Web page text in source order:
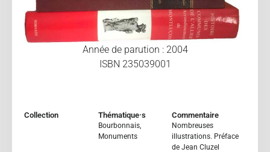
Année de parution : 2004
ISBN 235039001
Collection Thématique·s
Bourbonnais,
Monuments
Commentaire
Nombreuses
illustrations. Préface
de Jean Cluzel